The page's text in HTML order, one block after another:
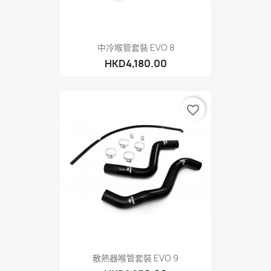
中冷喉管套裝 EVO 8
HKD4,180.00
散熱器喉管套裝 EVO 9
favorite_border